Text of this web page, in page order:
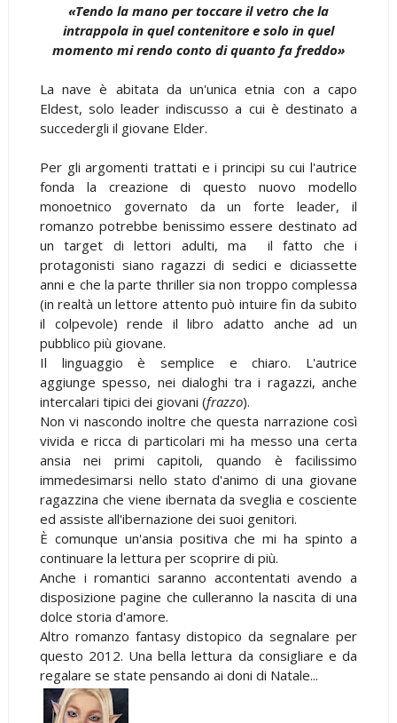
«Tendo la mano per toccare il vetro che la
intrappola in quel contenitore e solo in quel
momento mi rendo conto di quanto fa freddo»
La nave è abitata da un'unica etnia con a capo
Eldest, solo leader indiscusso a cui è destinato a
succedergli il giovane Elder.
Per gli argomenti trattati e i principi su cui l'autrice
fonda la creazione di questo nuovo modello
monoetnico governato da un forte leader, il
romanzo potrebbe benissimo essere destinato ad
un target di lettori adulti, ma il fatto che i
protagonisti siano ragazzi di sedici e diciassette
anni e che la parte thriller sia non troppo complessa
(in realtà un lettore attento può intuire fin da subito
il colpevole) rende il libro adatto anche ad un
pubblico più giovane.
Il linguaggio è semplice e chiaro. L'autrice
aggiunge spesso, nei dialoghi tra i ragazzi, anche
intercalari tipici dei giovani (frazzo).
Non vi nascondo inoltre che questa narrazione così
vivida e ricca di particolari mi ha messo una certa
ansia nei primi capitoli, quando è facilissimo
immedesimarsi nello stato d'animo di una giovane
ragazzina che viene ibernata da sveglia e cosciente
ed assiste all'ibernazione dei suoi genitori.
È comunque un'ansia positiva che mi ha spinto a
continuare la lettura per scoprire di più.
Anche i romantici saranno accontentati avendo a
disposizione pagine che culleranno la nascita di una
dolce storia d'amore.
Altro romanzo fantasy distopico da segnalare per
questo 2012. Una bella lettura da consigliare e da
regalare se state pensando ai doni di Natale...